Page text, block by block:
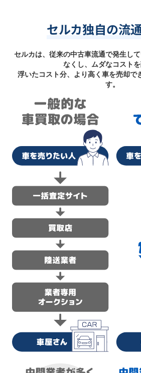
セルカ独自の流
セルカは、従来の中古車流通で発生し
なくし、ムダなコストを
浮いたコスト分、より高く車を売却で
す。